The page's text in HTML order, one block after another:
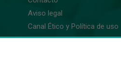
Aviso legal
Canal Ético y Política de uso